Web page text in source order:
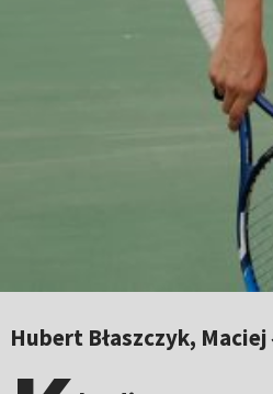
Hubert Błaszczyk,